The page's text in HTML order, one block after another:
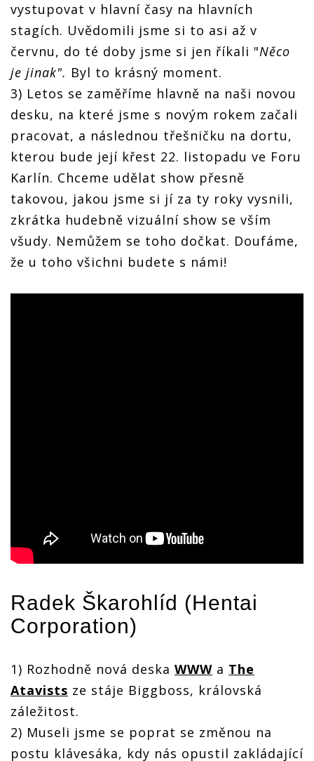
vystupovat v hlavní časy na hlavních
stagích. Uvědomili jsme si to asi až v
červnu, do té doby jsme si jen říkali "Něco
je jinak". Byl to krásný moment.
3) Letos se zaměříme hlavně na naši novou
desku, na které jsme s novým rokem začali
pracovat, a následnou třešničku na dortu,
kterou bude její křest 22. listopadu ve Foru
Karlín. Chceme udělat show přesně
takovou, jakou jsme si jí za ty roky vysnili,
zkrátka hudebně vizuální show se vším
všudy. Nemůžem se toho dočkat. Doufáme,
že u toho všichni budete s námi!
Radek Škarohlíd (Hentai
Corporation)
1) Rozhodně nová deska WWW a The
Atavists ze stáje Biggboss, královská
záležitost.
2) Museli jsme se poprat se změnou na
postu klávesáka, kdy nás opustil zakládající